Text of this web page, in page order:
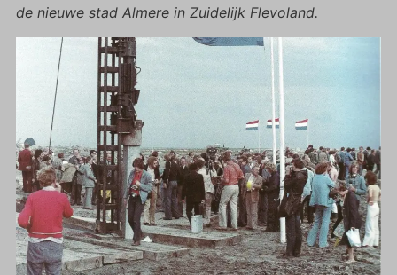
de nieuwe stad Almere in Zuidelijk Flevoland.